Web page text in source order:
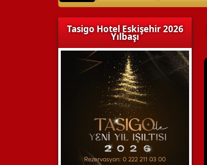
Tasigo Hotel Eskişehir 2026
Yılbaşı